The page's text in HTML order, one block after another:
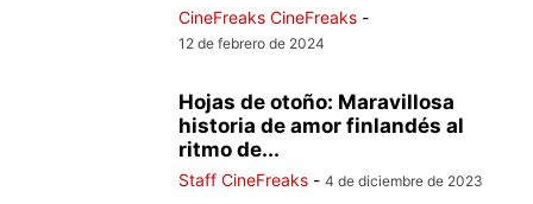
CineFreaks CineFreaks -
12 de febrero de 2024
Hojas de otoño: Maravillosa
historia de amor finlandés al
ritmo de...
Staff CineFreaks - 4 de diciembre de 2023